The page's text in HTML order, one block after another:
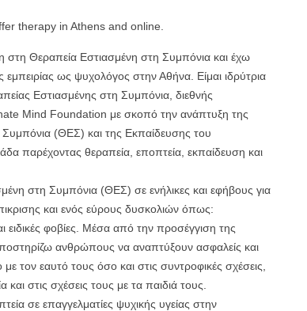
therapy in Athens and online.
στη Θεραπεία Εστιασμένη στη Συμπόνια και έχω
ως ψυχολόγος στην Αθήνα. Είμαι ιδρύτρια
Εστιασμένης στη Συμπόνια, διεθνής
Mind Foundation με σκοπό την ανάπτυξη της
(ΘΕΣ) και της Εκπαίδευσης του
παρέχοντας θεραπεία, εποπτεία, εκπαίδευση και
στη Συμπόνια (ΘΕΣ) σε ενήλικες και εφήβους για
και ενός εύρους δυσκολιών όπως:
ειδικές φοβίες. Μέσα από την προσέγγιση της
ανθρώπους να αναπτύξουν ασφαλείς και
τον εαυτό τους όσο και στις συντροφικές σχέσεις,
και στις σχέσεις τους με τα παιδιά τους.
σε επαγγελματίες ψυχικής υγείας στην